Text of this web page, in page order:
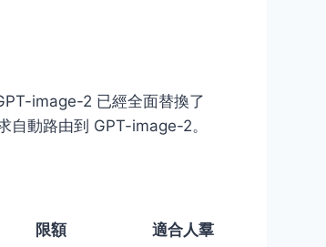
image-2 已經全面替換了
動路由到 GPT-image-2。
限額 適合人羣